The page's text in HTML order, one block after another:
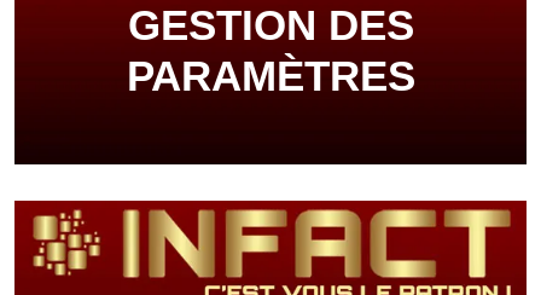
GESTION DES
PARAMÈTRES